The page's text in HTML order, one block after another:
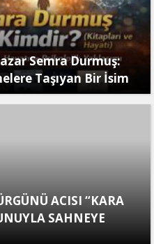
Semra Durmuş:
Taşıyan Bir İsim
ACISI “KARA
SAHNEYE